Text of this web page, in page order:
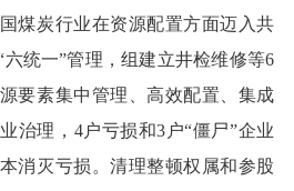
煤炭行业在资源配置方面迈入共
统一”管理，组建立井检维修等6
要素集中管理、高效配置、集成
治理，4户亏损和3户“僵尸”企业
消灭亏损。清理整顿权属和参股